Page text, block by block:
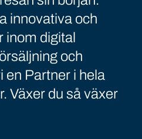
innovativa och
inom digital
och
en Partner i hela
Växer du så växer